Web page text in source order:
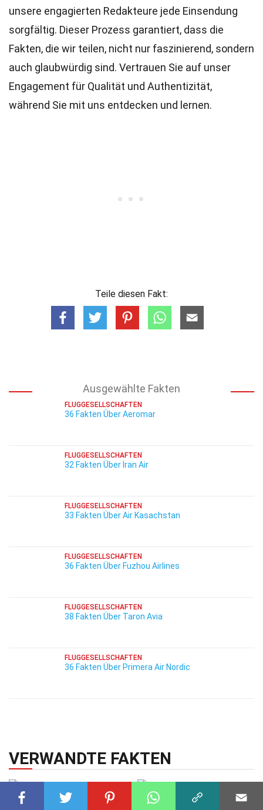
unsere engagierten Redakteure jede Einsendung
sorgfältig. Dieser Prozess garantiert, dass die
Fakten, die wir teilen, nicht nur faszinierend, sondern
auch glaubwürdig sind. Vertrauen Sie auf unser
Engagement für Qualität und Authentizität,
während Sie mit uns entdecken und lernen.
Teile diesen Fakt:
Ausgewählte Fakten
FLUGGESELLSCHAFTEN
36 Fakten Über Aeromar
FLUGGESELLSCHAFTEN
32 Fakten Über Iran Air
FLUGGESELLSCHAFTEN
33 Fakten Über Air Kasachstan
FLUGGESELLSCHAFTEN
36 Fakten Über Fuzhou Airlines
FLUGGESELLSCHAFTEN
38 Fakten Über Taron Avia
FLUGGESELLSCHAFTEN
36 Fakten Über Primera Air Nordic
VERWANDTE FAKTEN